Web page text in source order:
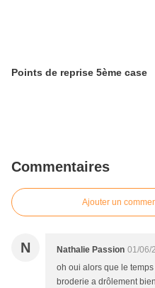
Points de reprise 5ème case
Commentaires
Ajouter un
N Nathalie Passion 01/06/
oh oui alors que le
broderie a drôlement